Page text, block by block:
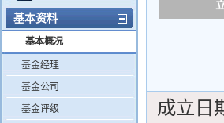
基本资料
基本概况
基金经理
基金公司
基金评级
成立日